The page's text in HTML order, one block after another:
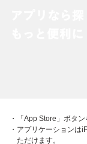
・「App Store」ボタ
・アプリケーション
ただけます。